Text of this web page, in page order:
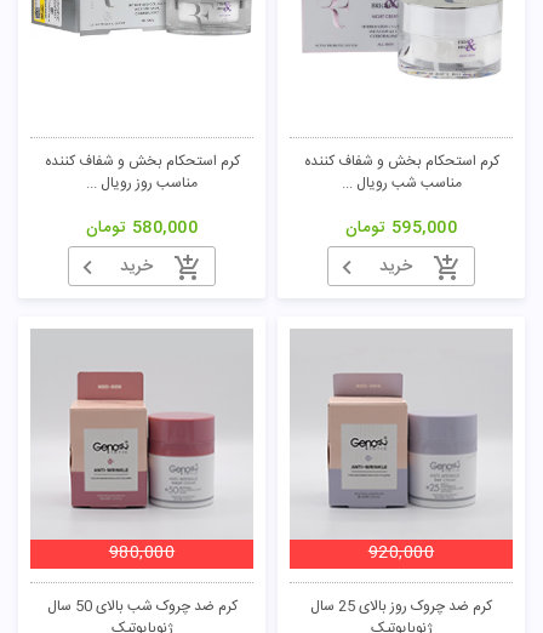
کرم استحکام بخش و شفاف کننده
مناسب شب رویال ...
595,000 تومان
خرید
کرم استحکام بخش و شفاف کننده
مناسب روز رویال ...
580,000 تومان
خرید
کرم ضد چروک روز بالای 25 سال
920,000
کرم ضد چروک شب بالای 50 سال
980,000